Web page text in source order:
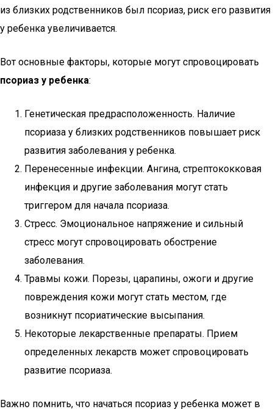
из близких родственников был псориаз, риск его развития
у ребенка увеличивается.
Вот основные факторы, которые могут спровоцировать
псориаз у ребенка:
Генетическая предрасположенность. Наличие
псориаза у близких родственников повышает риск
развития заболевания у ребенка.
Перенесенные инфекции. Ангина, стрептококковая
инфекция и другие заболевания могут стать
триггером для начала псориаза.
Стресс. Эмоциональное напряжение и сильный
стресс могут спровоцировать обострение
заболевания.
Травмы кожи. Порезы, царапины, ожоги и другие
повреждения кожи могут стать местом, где
возникнут псориатические высыпания.
Некоторые лекарственные препараты. Прием
определенных лекарств может спровоцировать
развитие псориаза.
Важно помнить, что начаться псориаз у ребенка может в